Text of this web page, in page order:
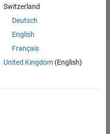
Switzerland
Deutsch
English
Français
United Kingdom(English)